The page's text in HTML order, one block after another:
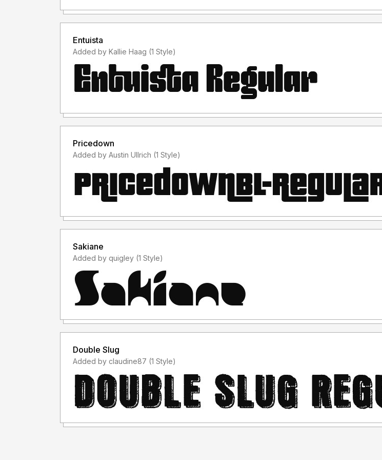
- Untuk penggunaan keperluan Perusahaan/Korporasi silakan menggunakan Corporate
- Menggunakan font ini dengan lisensi "Personal Use" untuk kepentingan Komersial apapun
TANPA IZIN dari kami, akan dikenakan biaya CORPORATE LICENSE.
Informasi tentang Lisensi apa yang akan anda perlukan, silahkan menghubungi kami di :
hello@polluxofgeminorum.com
Terima kasih.
Entuista
Added by Kallie Haag (1 Style)
Pricedown
Added by Austin Ullrich (1 Style)
Sakiane
Added by quigley (1 Style)
Double Slug
Added by claudine87 (1 Style)